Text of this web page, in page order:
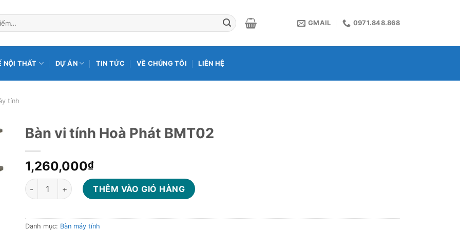
GMAIL 0971.848.868
NỘI THẤT DỰ ÁN TIN TỨC VỀ CHÚNG TÔI LIÊN HỆ
tính
Bàn vi tính Hoà Phát BMT02
1,260,000₫
Bàn vi tính Hoà Phát BMT02 số lượng
THÊM VÀO GIỎ HÀNG
Danh mục: Bàn máy tính